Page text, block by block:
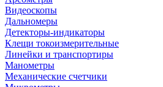
Видеоскопы
Дальномеры
Детекторы-индикаторы
Клещи токоизмерительные
Линейки и транспортиры
Манометры
Механические счетчики